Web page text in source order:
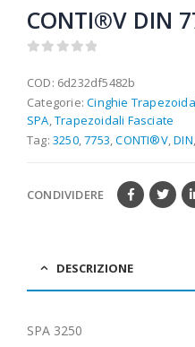
CONTI®V DIN
COD: 6d232df5482b
Categorie:Cinghie
SPA ,Trapezoidali Fasciate
Tag: 3250,7753 ,CONTI®V,DIN
CONDIVIDERE
DESCRIZIONE
SPA 3250